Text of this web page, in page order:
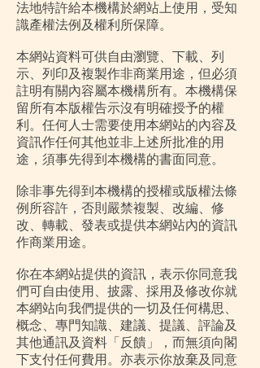
法地特許給本機構於網站上使用，受知
識產權法例及權利所保障。
本網站資料可供自由瀏覽、下載、列
示、列印及複製作非商業用途，但必須
註明有關內容屬本機構所有。本機構保
留所有本版權告示沒有明確授予的權
利。任何人士需要使用本網站的內容及
資訊作任何其他並非上述所批准的用
途，須事先得到本機構的書面同意。
除非事先得到本機構的授權或版權法條
例所容許，否則嚴禁複製、改編、修
改、轉載、發表或提供本網站內的資訊
作商業用途。
你在本網站提供的資訊，表示你同意我
們可自由使用、披露、採用及修改你就
本網站向我們提供的一切及任何構思、
概念、專門知識、建議、提議、評論及
其他通訊及資料「反饋」，而無須向閣
下支付任何費用。亦表示你放棄及同意